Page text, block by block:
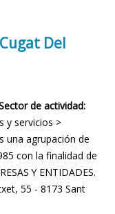
Del
de actividad:
y servicios >
una agrupación de
con la finalidad de
Y ENTIDADES.
55 - 8173 Sant